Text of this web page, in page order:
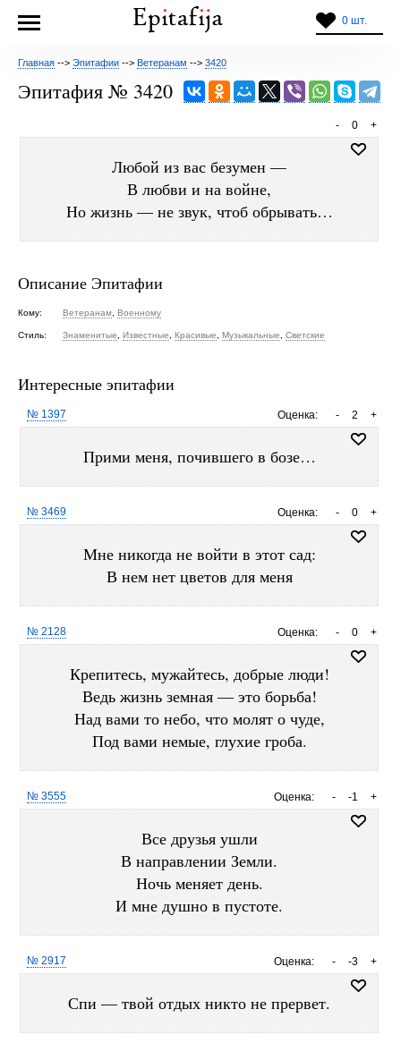
0 шт.
Главная --> Эпитафии --> Ветеранам --> 3420
Эпитафия № 3420
+
0
-
Любой из вас безумен —
В любви и на войне,
Но жизнь — не звук, чтоб обрывать…
Описание Эпитафии
Кому: Ветеранам Военному
Стиль: Знаменитые Известные Красивые Музыкальные Светские
Интересные эпитафии
Оценка: +
2
-
№ 1397
Прими меня, почившего в бозе…
Оценка: +
0
-
№ 3469
Мне никогда не войти в этот сад:
В нем нет цветов для меня
Оценка: +
0
-
№ 2128
Крепитесь, мужайтесь, добрые люди!
Ведь жизнь земная — это борьба!
Над вами то небо, что молят о чуде,
Под вами немые, глухие гроба.
Оценка: +
-1
-
№ 3555
Все друзья ушли
В направлении Земли.
Ночь меняет день.
И мне душно в пустоте.
Оценка: +
-3
-
№ 2917
Спи — твой отдых никто не прервет.